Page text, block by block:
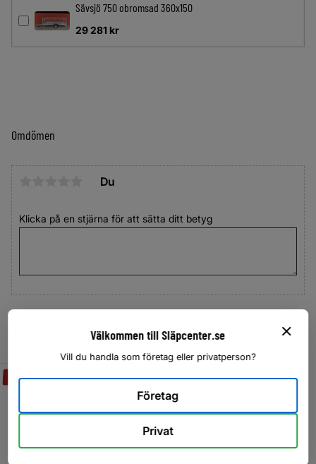
Sävsjö 750 obromsad 360x150
29 281 kr
Omdömen
Du
Klicka på en stjärna för att sätta ditt betyg
SVENSKTILLVERKAD SVENSKTILLVERKAD
Lägg
Välkommen till Släpcenter.se
Vill du handla som företag eller privatperson?
Företag
Privat